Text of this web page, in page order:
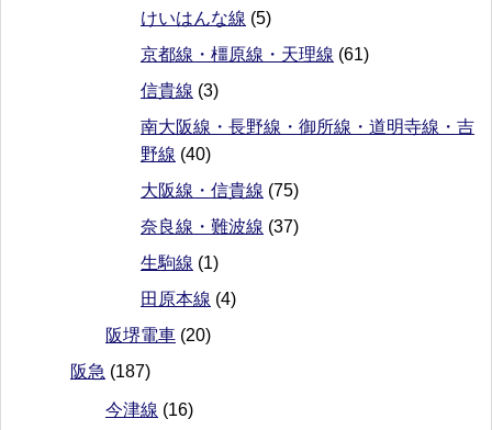
けいはんな線 (5)
京都線・橿原線・天理線 (61)
信貴線 (3)
南大阪線・長野線・御所線・道明寺線・吉
野線 (40)
大阪線・信貴線 (75)
奈良線・難波線 (37)
生駒線 (1)
田原本線 (4)
阪堺電車 (20)
阪急 (187)
今津線 (16)